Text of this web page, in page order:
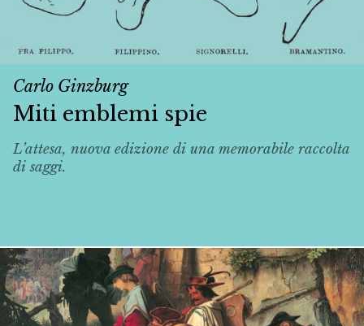
Carlo Ginzburg
Miti emblemi spie
L’attesa, nuova edizione di una memorabile raccolta
di saggi.